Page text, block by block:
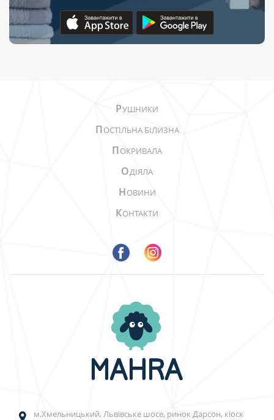
РУШНИКИ
ПОСТІЛЬНА БІЛИЗНА
ПОКРИВАЛА
ОДІЯЛА
НОВИНИ
КОНТАКТИ
м.Хмельницький, Львівське шосе, ринок Дарсон, кіоск